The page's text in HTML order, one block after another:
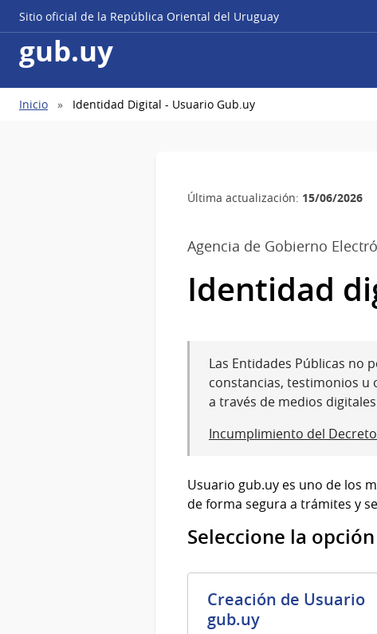
Sitio oficial de la República Oriental del Uruguay
gub.uy
Ruta
Inicio Identidad Digital - Usuario Gub.uy
Última actualización: 15/06/2026
Agencia de Gobierno
Identidad
Las Entidades Públicas no
constancias, testimonios
a través de medios
Incumplimiento del
Usuario gub.uy es uno de los
de forma segura a trámites y
Seleccione la
Creación de Usuario
gub.uy